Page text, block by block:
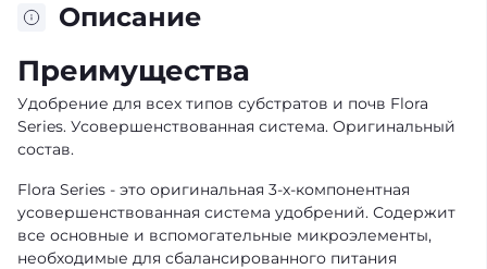
Описание
Преимущества
Удобрение для всех типов субстратов и почв Flora
Series. Усовершенствованная система. Оригинальный
состав.
Flora Series - это оригинальная 3-х-компонентная
усовершенствованная система удобрений. Содержит
все основные и вспомогательные микроэлементы,
необходимые для сбалансированного питания